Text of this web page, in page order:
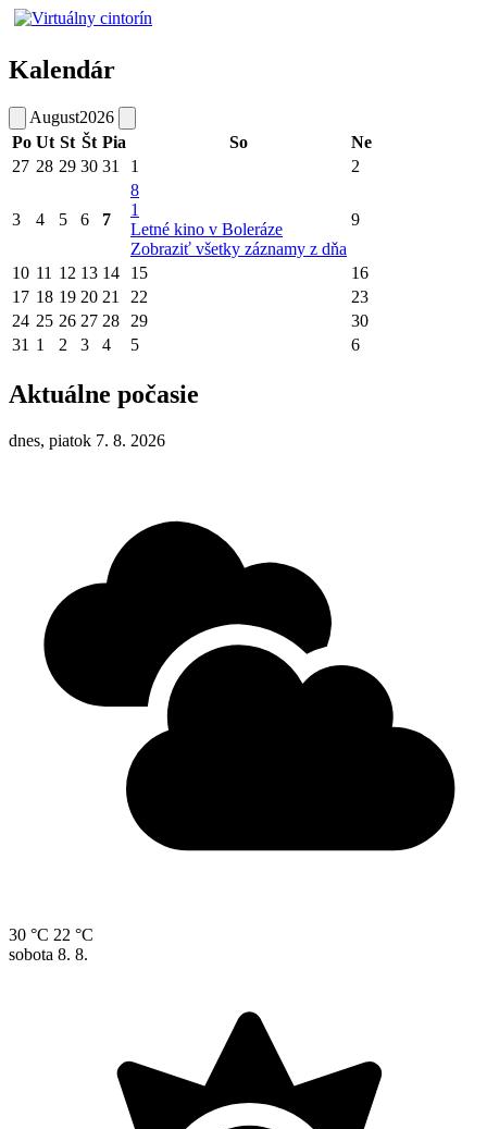
Kalendár
August2026
Po Ut St Št Pia So
Ne
27 28 29 30 31 1 2
3 4 5 6 7
8
1
Letné kino v Boleráze
Zobraziť všetky záznamy z dňa
9
10 11 12 13 14 15
16
17 18 19 20 21 22
23
24 25 26 27 28 29
30
31 1 2 3 4 5 6
Aktuálne počasie
dnes, piatok 7. 8. 2026
30 °C 22 °C
sobota 8. 8.